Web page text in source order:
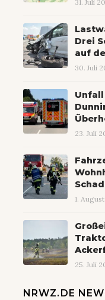
31. Juli
Drei
auf
30. Juli
Unfall
23. Juli
1.
25. Juli
NRWZ.DE